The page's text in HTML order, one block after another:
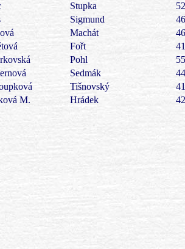
Stupka
Sigmund
Machát
Fořt
Pohl
Sedmák
Tišnovský
M. Hrádek